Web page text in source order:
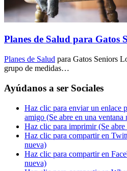
Planes de Salud para Gatos
Planes de Salud para Gatos Seniors
grupo de medidas…
Ayúdanos a ser Sociales
Haz clic para enviar un enlace
amigo (Se abre en una ventana
Haz clic para imprimir (Se abre
Haz clic para compartir en
nueva)
Haz clic para compartir en
nueva)